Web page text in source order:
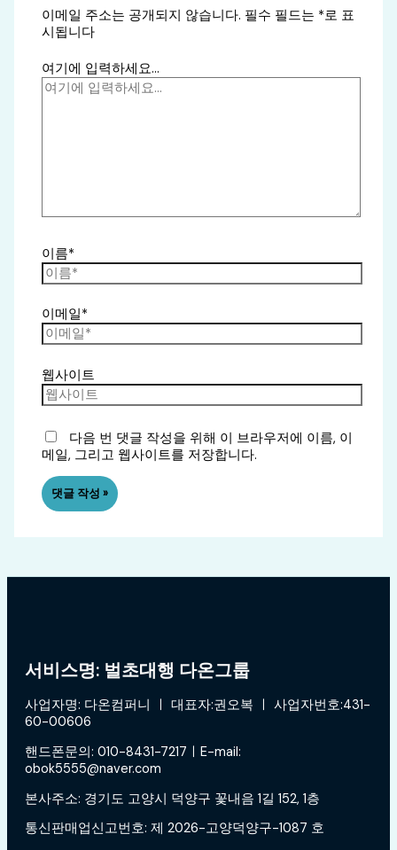
이메일 주소는 공개되지 않습니다. 필수 필드는 *로 표
시됩니다
여기에 입력하세요...
이름*
이메일*
웹사이트
다음 번 댓글 작성을 위해 이 브라우저에 이름, 이
메일, 그리고 웹사이트를 저장합니다.
서비스명: 벌초대행 다온그룹
사업자명: 다온컴퍼니 ㅣ 대표자:권오복 ㅣ 사업자번호:431-
60-00606
핸드폰문의: 010-8431-7217ㅣE-mail:
obok5555@naver.com
본사주소: 경기도 고양시 덕양구 꽃내음 1길 152, 1층
통신판매업신고번호: 제 2026-고양덕양구-1087 호